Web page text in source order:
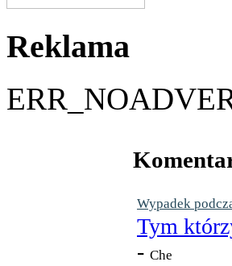
Reklama
Wypadek
Tym
- Che